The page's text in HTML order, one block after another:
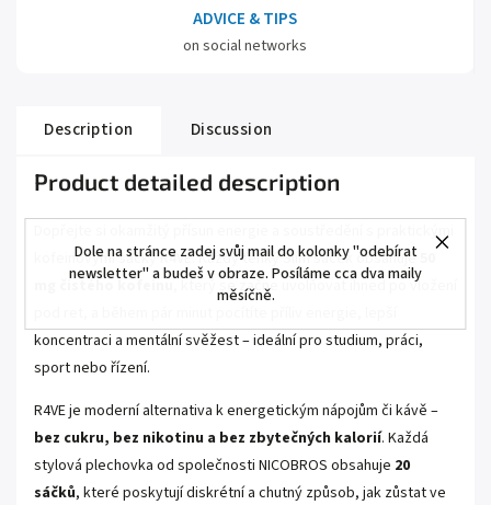
Dole na stránce zadej svůj mail do kolonky "odebírat
newsletter" a budeš v obraze. Posíláme cca dva maily
měsíčně.
ADVICE & TIPS
on social networks
Description Discussion
Product detailed description
Dopřejte si okamžitý přísun energie a soustředění s praktickými
kofeinovými sáčky R4VE. Každý tenký Slim sáček obsahuje
, který se začne uvolňovat ihned po vložení
koncentraci a mentální svěžest – ideální pro studium, práci,
sport nebo řízení.
R4VE je moderní alternativa k energetickým nápojům či kávě –
bez cukru, bez nikotinu a bez zbytečných kalorií. Každá
stylová plechovka od společnosti NICOBROS obsahuje 20
sáčků, které poskytují diskrétní a chutný způsob, jak zůstat ve